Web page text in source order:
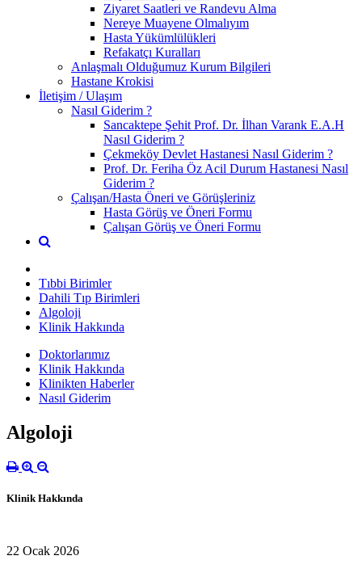
Ziyaret Saatleri ve Randevu Alma
Nereye Muayene Olmalıyım
Hasta Yükümlülükleri
Refakatçı Kuralları
Anlaşmalı Olduğumuz Kurum Bilgileri
Hastane Krokisi
İletişim / Ulaşım
Nasıl Giderim ?
Sancaktepe Şehit Prof. Dr. İlhan Varank E.A.H
Nasıl Giderim ?
Çekmeköy Devlet Hastanesi Nasıl Giderim ?
Prof. Dr. Feriha Öz Acil Durum Hastanesi Nasıl
Giderim ?
Çalışan/Hasta Öneri ve Görüşleriniz
Hasta Görüş ve Öneri Formu
Çalışan Görüş ve Öneri Formu
Tıbbi Birimler
Dahili Tıp Birimleri
Algoloji
Klinik Hakkında
Doktorlarımız
Klinik Hakkında
Klinikten Haberler
Nasıl Giderim
Algoloji
Klinik Hakkında
22 Ocak 2026